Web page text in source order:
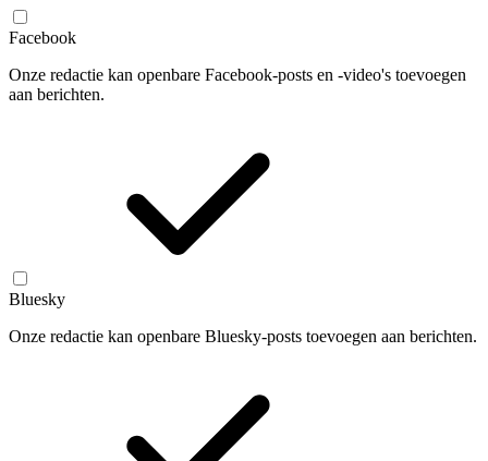
Facebook
Onze redactie kan openbare Facebook-posts en -video's toevoegen
aan berichten.
Bluesky
Onze redactie kan openbare Bluesky-posts toevoegen aan berichten.